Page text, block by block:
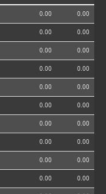
0.00 0.00
0.00 0.00
0.00 0.00
0.00 0.00
0.00 0.00
0.00 0.00
0.00 0.00
0.00 0.00
0.00 0.00
0.00 0.00